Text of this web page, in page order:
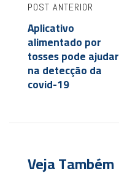
POST ANTERIOR
Aplicativo
alimentado por
tosses pode ajudar
na detecção da
covid-19
Veja Também